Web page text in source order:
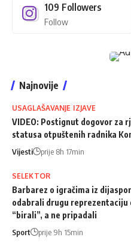
109 Followers
Follow
Najnovije
USAGLAŠAVANJE IZJAVE
VIDEO: Postignut dogovor za
statusa otpuštenih radnika
Vijesti prije 8h 17min
SELEKTOR
Barbarez o igračima iz
odabrali drugu reprezentaciju
“birali”, a ne pripadali
Sport prije 9h 15min